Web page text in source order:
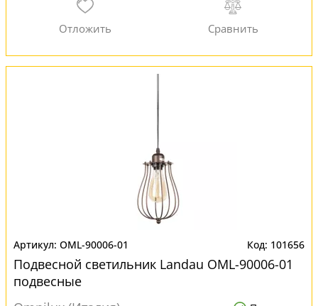
OML-90006-01 101656
Подвесной светильник Landau OML-90006-01
подвесные